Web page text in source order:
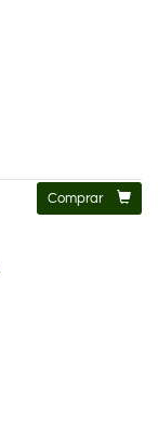
Comprar